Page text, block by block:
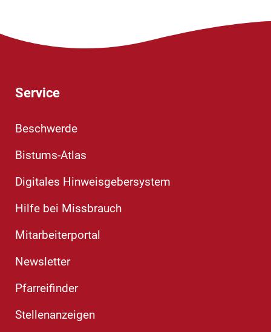
Service
Beschwerde
Bistums-Atlas
Digitales Hinweisgebersystem
Hilfe bei Missbrauch
Mitarbeiterportal
Newsletter
Pfarreifinder
Stellenanzeigen